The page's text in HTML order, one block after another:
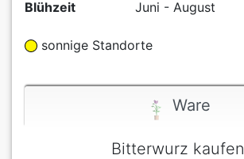
Blühzeit
Juni - August
sonnige Standorte
Ware
Bitterwurz kaufen